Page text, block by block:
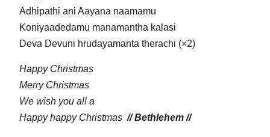
Adhipathi ani Aayana naamamu
Koniyaadedamu manamantha kalasi
Deva Devuni hrudayamanta therachi (×2)
Happy Christmas
Merry Christmas
We wish you all a
Happy happy Christmas // Bethlehem //